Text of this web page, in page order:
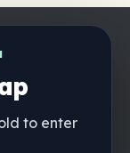
to enter